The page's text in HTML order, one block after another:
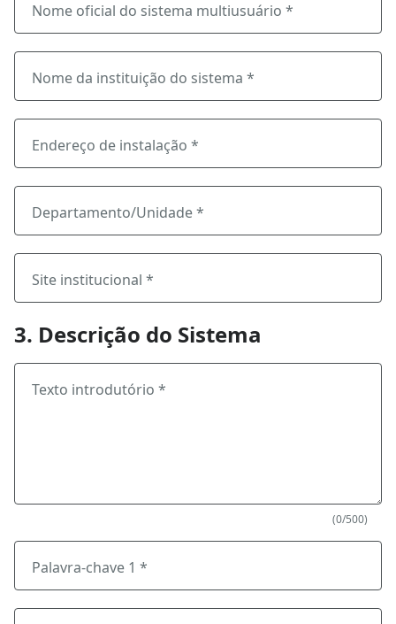
Nome oficial do sistema multiusuário *
Nome da instituição do sistema *
Endereço de instalação *
Departamento/Unidade *
Site institucional *
3. Descrição do Sistema
Texto introdutório *
(0/500)
Palavra-chave 1 *